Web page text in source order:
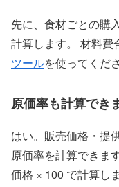
先に、食材ごとの購
計算します。 材料費
ツールを使ってくだ
原価率も計算でき
はい。販売価格・提
原価率を計算できま
価格 × 100 で計算しま